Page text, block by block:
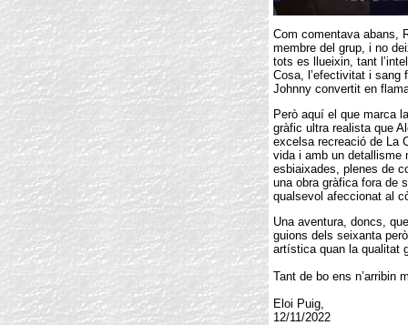
Com comentava abans,
membre del grup, i no
tots es llueixin, tant
Cosa, l’efectivitat i sang
Johnny convertit en
Però aquí el que marca
gràfic ultra realista que
excelsa recreació de La
vida i amb un detallisme
esbiaixades, plenes de
una obra gràfica fora de
qualsevol afeccionat al
Una aventura, doncs,
guions dels seixanta
artística quan la qualitat
Tant de bo ens n’arribin
Eloi Puig,
12/11/2022